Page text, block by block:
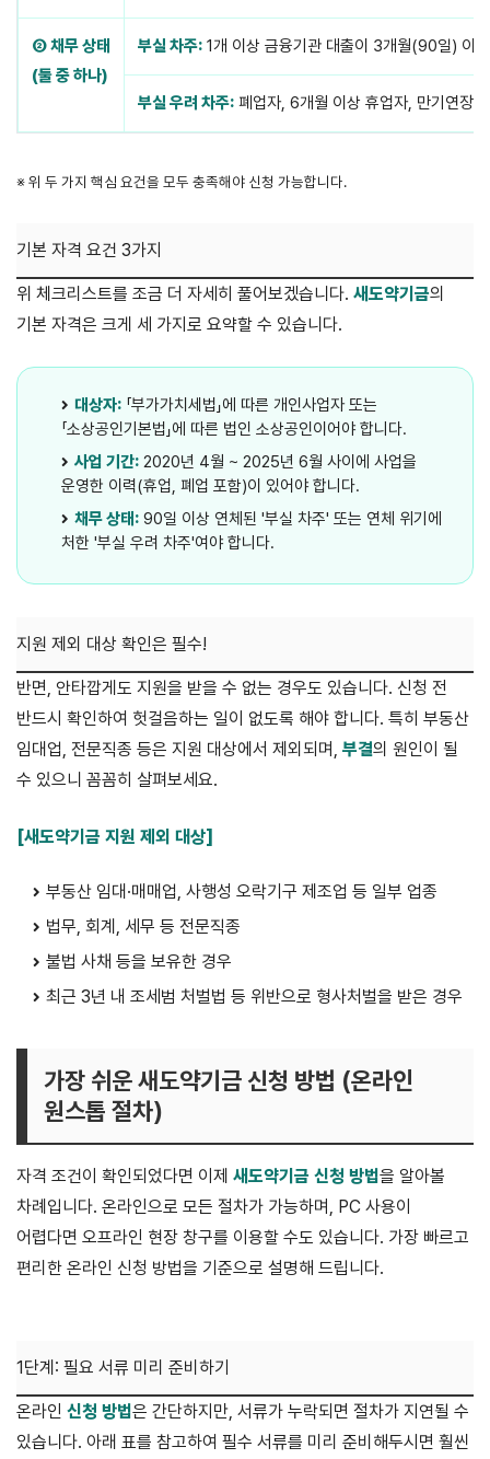
② 채무 상태
(둘 중 하나)
부실 차주: 1개 이상 금융기관 대출이 3개월(90일) 이
부실 우려 차주: 폐업자, 6개월 이상 휴업자, 만기연장·
※ 위 두 가지 핵심 요건을 모두 충족해야 신청 가능합니다.
기본 자격 요건 3가지
위 체크리스트를 조금 더 자세히 풀어보겠습니다. 새도약기금의
기본 자격은 크게 세 가지로 요약할 수 있습니다.
대상자: 「부가가치세법」에 따른 개인사업자 또는
「소상공인기본법」에 따른 법인 소상공인이어야 합니다.
사업 기간: 2020년 4월 ~ 2025년 6월 사이에 사업을
운영한 이력(휴업, 폐업 포함)이 있어야 합니다.
채무 상태: 90일 이상 연체된 '부실 차주' 또는 연체 위기에
처한 '부실 우려 차주'여야 합니다.
지원 제외 대상 확인은 필수!
반면, 안타깝게도 지원을 받을 수 없는 경우도 있습니다. 신청 전
반드시 확인하여 헛걸음하는 일이 없도록 해야 합니다. 특히 부동산
임대업, 전문직종 등은 지원 대상에서 제외되며, 부결의 원인이 될
수 있으니 꼼꼼히 살펴보세요.
[새도약기금 지원 제외 대상]
부동산 임대·매매업, 사행성 오락기구 제조업 등 일부 업종
법무, 회계, 세무 등 전문직종
불법 사채 등을 보유한 경우
최근 3년 내 조세범 처벌법 등 위반으로 형사처벌을 받은 경우
가장 쉬운 새도약기금 신청 방법 (온라인
원스톱 절차)
자격 조건이 확인되었다면 이제 새도약기금 신청 방법을 알아볼
차례입니다. 온라인으로 모든 절차가 가능하며, PC 사용이
어렵다면 오프라인 현장 창구를 이용할 수도 있습니다. 가장 빠르고
편리한 온라인 신청 방법을 기준으로 설명해 드립니다.
1단계: 필요 서류 미리 준비하기
온라인 신청 방법은 간단하지만, 서류가 누락되면 절차가 지연될 수
있습니다. 아래 표를 참고하여 필수 서류를 미리 준비해두시면 훨씬